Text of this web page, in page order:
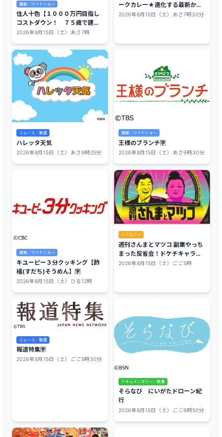
情報／ワイドショー
住人十色【１０００万円目指し
コストダウン！ ７５歳で建て
た７．５坪の家】🈖🈑
2026年8月15日（土）あさ7時
ークカレー★進化する最新かき
氷★江戸絵画展に大行列⁉
2026年8月15日（土）あさ7時30分
ニュース／報道
ハレッタ天気
2026年8月15日（土）あさ9時25分
情報／ワイドショー
王様のブランチ🈑
2026年8月15日（土）あさ9時30分
情報／ワイドショー
キユーピー３分クッキング【酢
橘(すだち)そうめん】🈑
2026年8月15日（土）ひる12時
バラエティ
週刊さんまとマツコ 副業やっち
まった反省会！ドケチキャラ松
本明子㊙激ヤバ経営🈖🈑
2026年8月15日（土）ごご5時
ニュース／報道
報道特集🈑
2026年8月15日（土）ごご5時30分
ドキュメンタリー／教養
そらなび にいがたドローン紀
行
2026年8月15日（土）ごご6時50分